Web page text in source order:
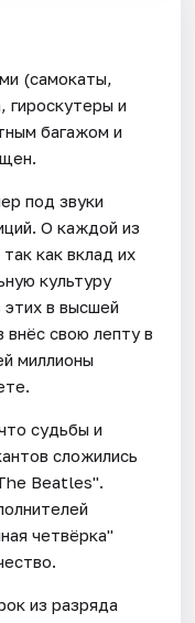
(самокаты,
гироскутеры и
багажом и
под звуки
О каждой из
как вклад их
культуру
в высшей
внёс свою лепту в
миллионы
судьбы и
сложились
Beatles".
четвёрка"
из разряда